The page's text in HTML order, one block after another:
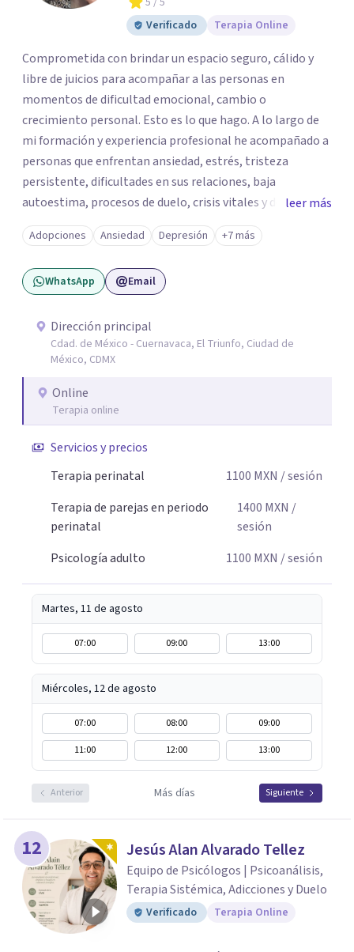
Verificado
Terapia Online
Comprometida con brindar un espacio seguro, cálido y
libre de juicios para acompañar a las personas en
momentos de dificultad emocional, cambio o
crecimiento personal. Esto es lo que hago. A lo largo de
mi formación y experiencia profesional he acompañado a
personas que enfrentan ansiedad, estrés, tristeza
persistente, dificultades en sus relaciones, baja
autoestima, procesos de duelo, crisis vitales y desafíos
relacionados con la adaptación a nuevas etapas de la vida.
Mi enfoque se basa en la escucha empática, el respeto por
la historia de cada persona y el trabajo conjunto para
desarrollar herramientas que favorezcan el bienestar
que buscar ayuda psicológica es un acto de valentía y
autocuidado. Mi objetivo es acompañarte para que puedas
comprender mejor lo que estás viviendo, fortalecer tus
recursos personales y construir una vida más plena y
congruente con tus necesidades y valores.
leer más
Adopciones Ansiedad Depresión +7 más
WhatsApp Email
Dirección principal
Cdad. de México - Cuernavaca, El Triunfo, Ciudad de
México, CDMX
Online
Terapia online
Servicios y precios
Terapia perinatal
1100 MXN / sesión
Terapia de parejas en periodo
perinatal
1400 MXN /
sesión
Psicología adulto
1100 MXN / sesión
Martes, 11 de agosto
07:00 09:00 13:00
Miércoles, 12 de agosto
07:00 08:00
09:00
11:00
12:00 13:00
Anterior Más días Siguiente
12 Jesús Alan Alvarado Tellez
Equipo de Psicólogos | Psicoanálisis,
Terapia Sistémica, Adicciones y Duelo
Verificado Terapia Online